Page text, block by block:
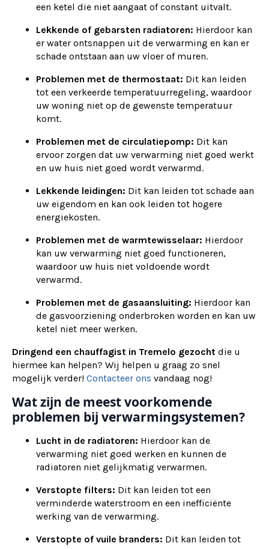
een ketel die niet aangaat of constant uitvalt.
Lekkende of gebarsten radiatoren: Hierdoor kan
er water ontsnappen uit de verwarming en kan er
schade ontstaan aan uw vloer of muren.
Problemen met de thermostaat: Dit kan leiden
tot een verkeerde temperatuurregeling, waardoor
uw woning niet op de gewenste temperatuur
komt.
Problemen met de circulatiepomp: Dit kan
ervoor zorgen dat uw verwarming niet goed werkt
en uw huis niet goed wordt verwarmd.
Lekkende leidingen: Dit kan leiden tot schade aan
uw eigendom en kan ook leiden tot hogere
energiekosten.
Problemen met de warmtewisselaar: Hierdoor
kan uw verwarming niet goed functioneren,
waardoor uw huis niet voldoende wordt
verwarmd.
Problemen met de gasaansluiting: Hierdoor kan
de gasvoorziening onderbroken worden en kan uw
ketel niet meer werken.
Dringend een chauffagist in Tremelo gezocht die u
hiermee kan helpen? Wij helpen u graag zo snel
mogelijk verder! Contacteer ons vandaag nog!
Wat zijn de meest voorkomende
problemen bij verwarmingsystemen?
Lucht in de radiatoren: Hierdoor kan de
verwarming niet goed werken en kunnen de
radiatoren niet gelijkmatig verwarmen.
Verstopte filters: Dit kan leiden tot een
verminderde waterstroom en een inefficiënte
werking van de verwarming.
Verstopte of vuile branders: Dit kan leiden tot